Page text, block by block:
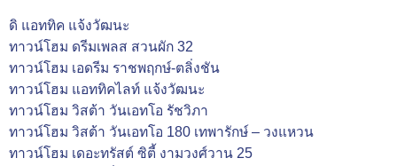
ดิ แอททิค แจ้งวัฒนะ
ทาวน์โฮม ดรีมเพลส สวนผัก 32
ทาวน์โฮม เอดรีม ราชพฤกษ์-ตลิ่งชัน
ทาวน์โฮม แอททิคไลท์ แจ้งวัฒนะ
ทาวน์โฮม วิสต้า วันเอทโอ รัชวิภา
ทาวน์โฮม วิสต้า วันเอทโอ 180 เทพารักษ์ – วงแหวน
ทาวน์โฮม เดอะทรัสต์ ซิตี้ งามวงศ์วาน 25